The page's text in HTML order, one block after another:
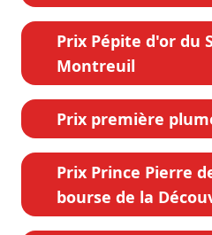
Prix Pépite d'or du
Montreuil
Prix première
Prix Prince Pierre
bourse de la